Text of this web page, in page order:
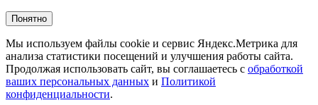
Понятно
Мы используем файлы cookie и сервис Яндекс.Метрика для
анализа статистики посещений и улучшения работы сайта.
Продолжая использовать сайт, вы соглашаетесь с обработкой
ваших персональных данных и Политикой
конфиденциальности.